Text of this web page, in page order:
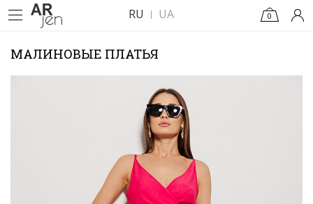
RU UA 0
МАЛИНОВЫЕ ПЛАТЬЯ